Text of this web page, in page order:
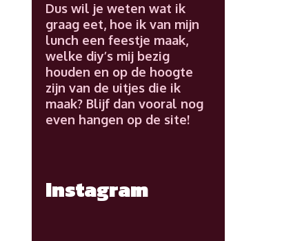
Dus wil je weten wat ik
graag eet, hoe ik van mijn
lunch een feestje maak,
welke diy’s mij bezig
houden en op de hoogte
zijn van de uitjes die ik
maak? Blijf dan vooral nog
even hangen op de site!
Instagram